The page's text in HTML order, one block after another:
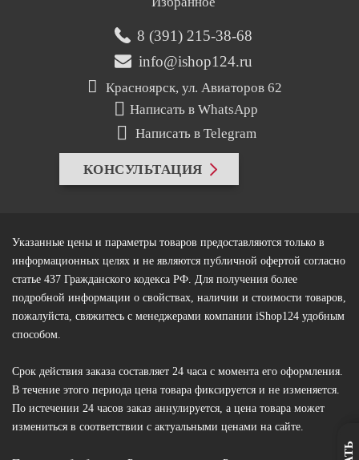
8 (391) 215-38-68
info@ishop124.ru
Красноярск, ул. Авиаторов 62
Написать в WhatsApp
Написать в Telegram
КОНСУЛЬТАЦИЯ
Указанные цены и параметры товаров предоставляются только в
информационных целях и не являются публичной офертой согласно
статье 437 Гражданского кодекса РФ. Для получения более
подробной информации о свойствах, наличии и стоимости товаров,
пожалуйста, свяжитесь с менеджерами компании iShop124 удобным
способом.
Срок действия заказа составляет 24 часа с момента его оформления.
В течение этого периода цена товара фиксируется и не изменяется.
По истечении 24 часов заказ аннулируется, а цена товара может
измениться в соответствии с актуальными ценами на сайте.